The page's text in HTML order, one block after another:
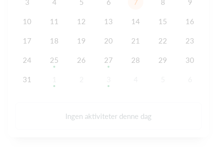
3 4 5 6 7 8 9
10 11 12 13 14 15 16
17 18 19 20 21 22 23
24 25 26 27 28 29 30
31
Ingen aktiviteter denne dag